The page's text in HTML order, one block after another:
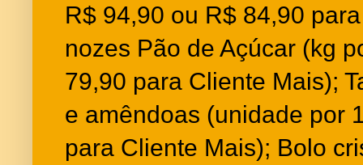
R$ 94,90 ou R$ 84,90
nozes Pão de Açúcar (kg
79,90 para Cliente Mais);
e amêndoas (unidade por
para Cliente Mais); Bolo